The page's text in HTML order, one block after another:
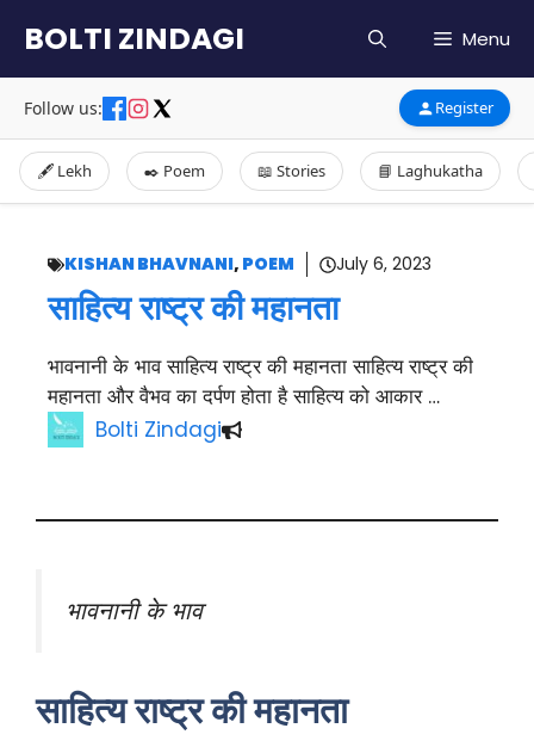
content
BOLTI ZINDAGI Menu
Follow us: Register
🖋️ Lekh ✒️ Poem 📖 Stories 📘 Laghukatha
KISHAN BHAVNANI, POEM July 6, 2023
साहित्य राष्ट्र की महानता
भावनानी के भाव साहित्य राष्ट्र की महानता साहित्य राष्ट्र की
महानता और वैभव का दर्पण होता है साहित्य को आकार …
Bolti Zindagi
भावनानी के भाव
साहित्य राष्ट्र की महानता